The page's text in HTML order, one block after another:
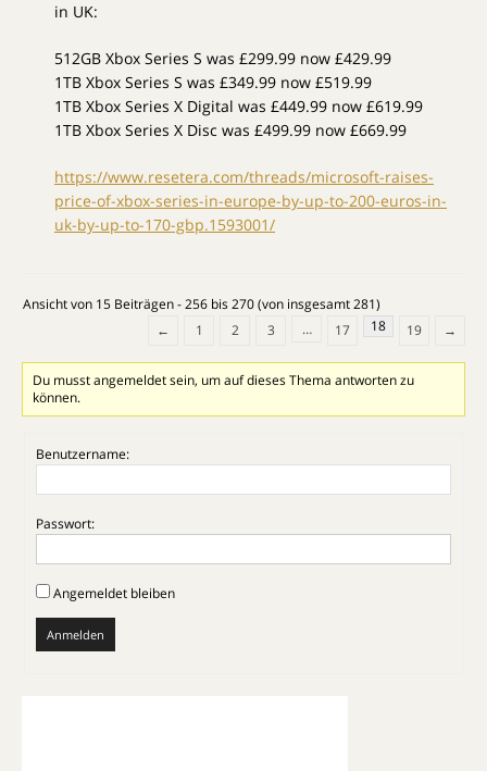
in UK:
512GB Xbox Series S was £299.99 now £429.99
1TB Xbox Series S was £349.99 now £519.99
1TB Xbox Series X Digital was £449.99 now £619.99
1TB Xbox Series X Disc was £499.99 now £669.99
https://www.resetera.com/threads/microsoft-raises-
price-of-xbox-series-in-europe-by-up-to-200-euros-in-
uk-by-up-to-170-gbp.1593001/
Ansicht von 15 Beiträgen - 256 bis 270 (von insgesamt 281)
←
1 2 3 … 17 18 19 →
Du musst angemeldet sein, um auf dieses Thema antworten zu
können.
Benutzername:
Passwort:
Angemeldet bleiben
Anmelden